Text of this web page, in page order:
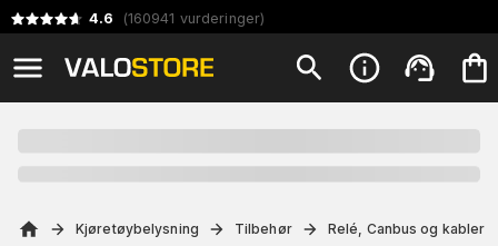
4.6 (160941 vurderinger)
Kjøretøybelysning Tilbehør Relé, Canbus og kabler